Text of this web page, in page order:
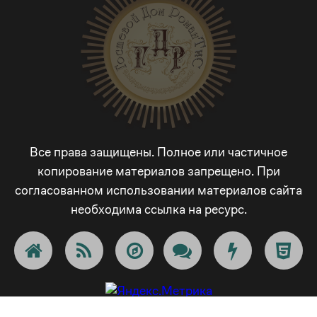
2
3
4
5
6
7
8
2
3
4
5
6
7
8
4
5
6
7
8
9
_
6
7
8
9
_
-
+
3
4
5
6
7
8
9
5
6
7
8
9
_
-
Все права защищены. Полное или частичное
копирование материалов запрещено. При
согласованном использовании материалов сайта
необходима ссылка на ресурс.